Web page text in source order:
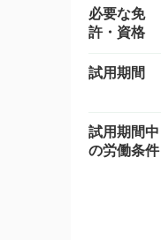
必要な免
許・資格
試用期間
試用期間中
の労働条件